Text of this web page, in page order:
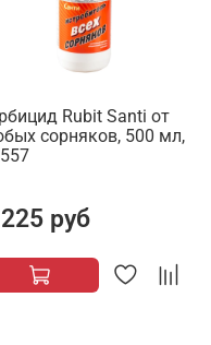
Rubit Santi от
сорняков, 500 мл,
руб